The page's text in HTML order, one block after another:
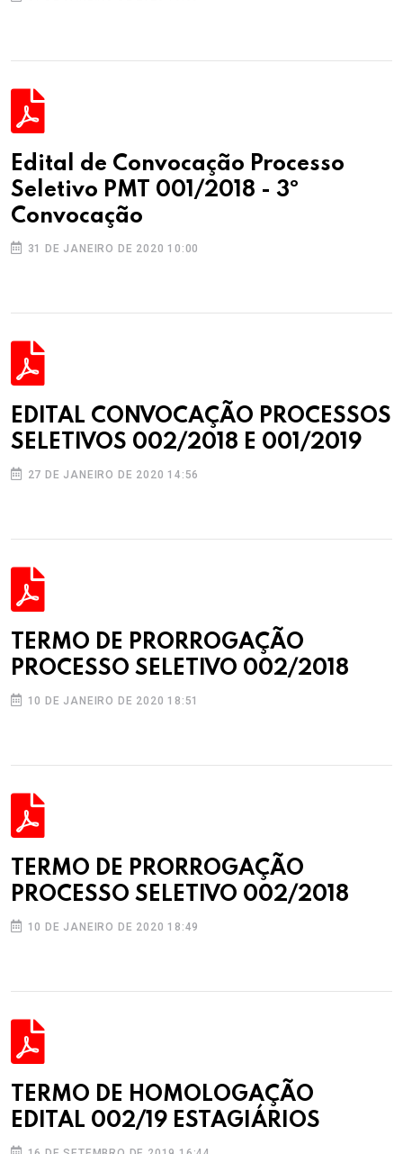
Edital de Convocação Processo
Seletivo PMT 001/2018 - 3º
Convocação
31 DE JANEIRO DE 2020 10:00
EDITAL CONVOCAÇÃO PROCESSOS
SELETIVOS 002/2018 E 001/2019
27 DE JANEIRO DE 2020 14:56
TERMO DE PRORROGAÇÃO
PROCESSO SELETIVO 002/2018
10 DE JANEIRO DE 2020 18:51
TERMO DE PRORROGAÇÃO
PROCESSO SELETIVO 002/2018
10 DE JANEIRO DE 2020 18:49
TERMO DE HOMOLOGAÇÃO
EDITAL 002/19 ESTAGIÁRIOS